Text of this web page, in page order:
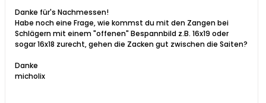
Danke für's Nachmessen!
Habe noch eine Frage, wie kommst du mit den Zangen bei
Schlägern mit einem "offenen" Bespannbild z.B. 16x19 oder
sogar 16x18 zurecht, gehen die Zacken gut zwischen die Saiten?
Danke
micholix